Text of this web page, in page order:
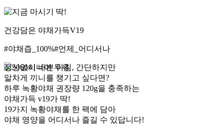
건강담은 야채가득V19
#야채즙_100%#언제_어디서나
정신없이 바쁜 아침, 간단하지만
알차게 끼니를 챙기고 싶다면?
하루 녹황야채 권장량 120g을 충족하는
야채가득 v19가 딱!
19가지 녹황야채를 한 팩에 담아
야채 영양을 어디서나 즐길 수 있답니다!